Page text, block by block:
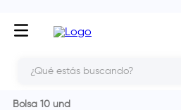
Bolsa 10 und